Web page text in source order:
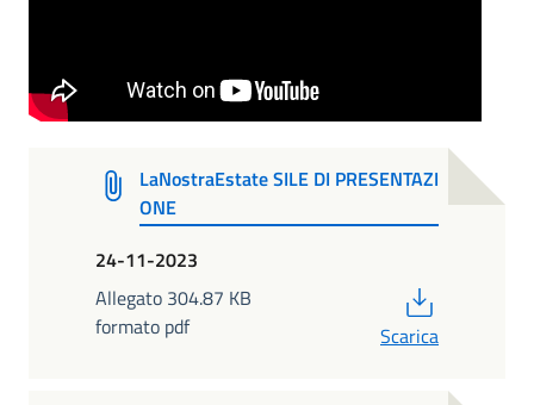
LaNostraEstate SILE DI PRESENTAZI
ONE
24-11-2023
Allegato 304.87 KB
formato pdf
Scarica